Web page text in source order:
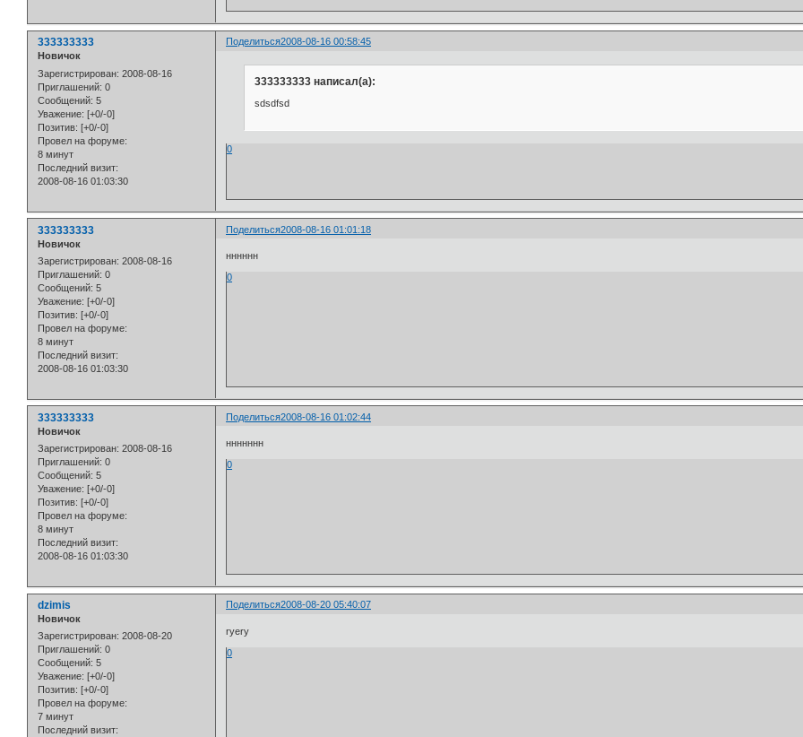
Поделиться2008-08-16 00:58:45
333333333
Новичок
Зарегистрирован: 2008-08-16
Приглашений: 0
Сообщений: 5
Уважение: [+0/-0]
Позитив: [+0/-0]
Провел на форуме:
8 минут
Последний визит:
2008-08-16 01:03:30
333333333 написал(а):
sdsdfsd
0
Поделиться2008-08-16 01:01:18
333333333
Новичок
Зарегистрирован: 2008-08-16
Приглашений: 0
Сообщений: 5
Уважение: [+0/-0]
Позитив: [+0/-0]
Провел на форуме:
8 минут
Последний визит:
2008-08-16 01:03:30
нннннн
0
Поделиться2008-08-16 01:02:44
333333333
Новичок
Зарегистрирован: 2008-08-16
Приглашений: 0
Сообщений: 5
Уважение: [+0/-0]
Позитив: [+0/-0]
Провел на форуме:
8 минут
Последний визит:
2008-08-16 01:03:30
ннннннн
0
Поделиться2008-08-20 05:40:07
dzimis
Новичок
Зарегистрирован: 2008-08-20
Приглашений: 0
Сообщений: 5
Уважение: [+0/-0]
Позитив: [+0/-0]
Провел на форуме:
7 минут
Последний визит:
ryery
0